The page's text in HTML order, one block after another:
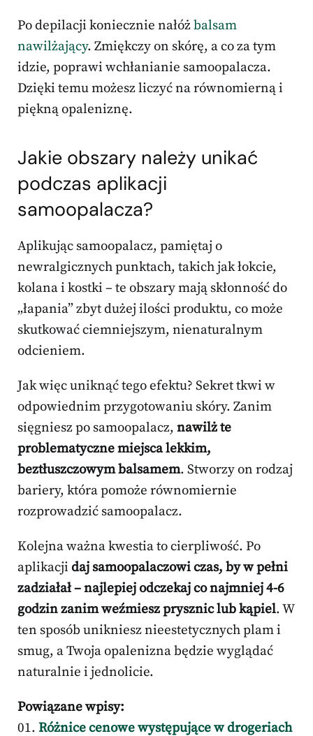
Po depilacji koniecznie nałóżbalsam
nawilżający. Zmiękczy on skórę, a co za tym
idzie, poprawi wchłanianie samoopalacza.
Dzięki temu możesz liczyć na równomierną i
piękną opaleniznę.
Jakie obszary należy unikać
podczas aplikacji
samoopalacza?
Aplikując samoopalacz, pamiętaj o
newralgicznych punktach, takich jak łokcie,
kolana i kostki – te obszary mają skłonność do
„łapania” zbyt dużej ilości produktu, co może
skutkować ciemniejszym, nienaturalnym
odcieniem.
Jak więc uniknąć tego efektu? Sekret tkwi w
odpowiednim przygotowaniu skóry. Zanim
sięgniesz po samoopalacz, nawilż te
problematyczne miejsca lekkim,
beztłuszczowym balsamem. Stworzy on rodzaj
bariery, która pomoże równomiernie
rozprowadzić samoopalacz.
Kolejna ważna kwestia to cierpliwość. Po
aplikacji daj samoopalaczowi czas, by w pełni
zadziałał – najlepiej odczekaj co najmniej 4-6
godzin zanim weźmiesz prysznic lub kąpiel. W
ten sposób unikniesz nieestetycznych plam i
smug, a Twoja opalenizna będzie wyglądać
naturalnie i jednolicie.
Powiązane wpisy:
Różnice cenowe występujące w drogeriach